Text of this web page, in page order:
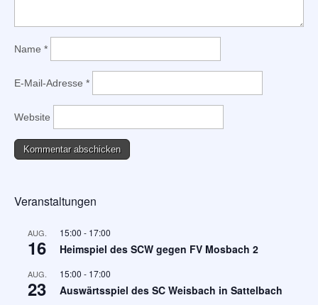
Name *
E-Mail-Adresse *
Website
Veranstaltungen
AUG.
16
15:00 - 17:00
Heimspiel des SCW gegen FV Mosbach 2
AUG.
23
15:00 - 17:00
Auswärtsspiel des SC Weisbach in Sattelbach